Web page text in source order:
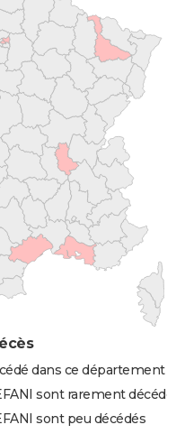
dans ce département
sont rarement
sont peu décédés